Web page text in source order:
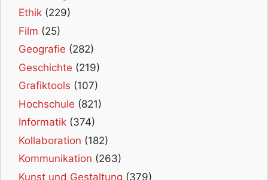
Ethik (229)
Film (25)
Geografie (282)
Geschichte (219)
Grafiktools (107)
Hochschule (821)
Informatik (374)
Kollaboration (182)
Kommunikation (263)
Kunst und Gestaltung (379)